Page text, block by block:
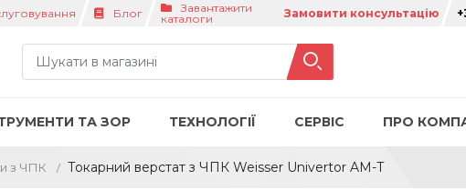
Блог
Завантажити
каталоги
Замовити консультацію
ТА ЗОР ТЕХНОЛОГІЇ СЕРВІС ПРО
з ЧПК Токарний верстат з ЧПК Weisser Univertor AM-T